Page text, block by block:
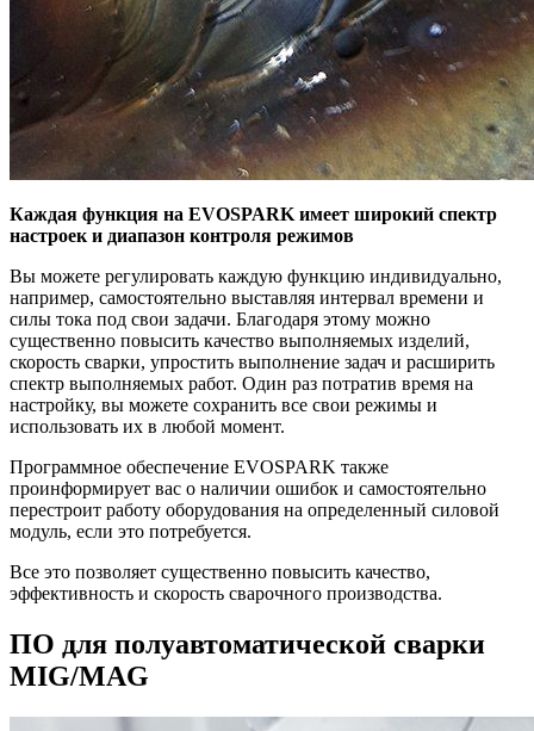
Каждая функция на EVOSPARK имеет широкий спектр
настроек и диапазон контроля режимов
Вы можете регулировать каждую функцию индивидуально,
например, самостоятельно выставляя интервал времени и
силы тока под свои задачи. Благодаря этому можно
существенно повысить качество выполняемых изделий,
скорость сварки, упростить выполнение задач и расширить
спектр выполняемых работ. Один раз потратив время на
настройку, вы можете сохранить все свои режимы и
использовать их в любой момент.
Программное обеспечение EVOSPARK также
проинформирует вас о наличии ошибок и самостоятельно
перестроит работу оборудования на определенный силовой
модуль, если это потребуется.
Все это позволяет существенно повысить качество,
эффективность и скорость сварочного производства.
ПО для полуавтоматической сварки
MIG/MAG